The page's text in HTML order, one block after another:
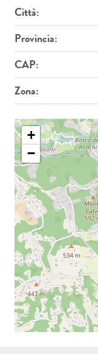
Città:
Provincia:
CAP:
Zona:
+
−